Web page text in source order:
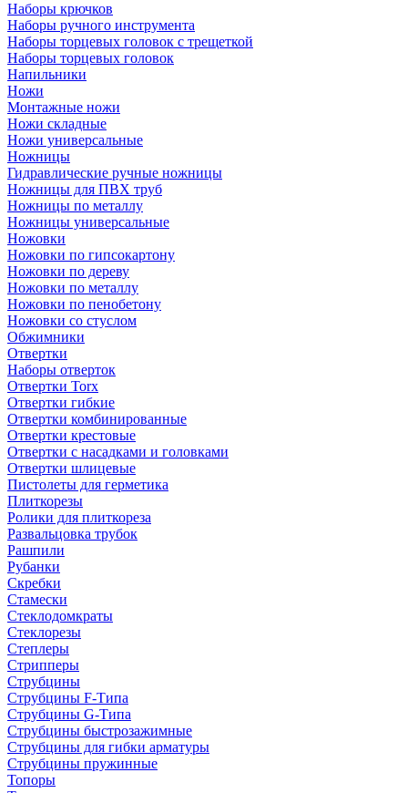
Наборы крючков
Наборы ручного инструмента
Наборы торцевых головок с трещеткой
Наборы торцевых головок
Напильники
Ножи
Монтажные ножи
Ножи складные
Ножи универсальные
Ножницы
Гидравлические ручные ножницы
Ножницы для ПВХ труб
Ножницы по металлу
Ножницы универсальные
Ножовки
Ножовки по гипсокартону
Ножовки по дереву
Ножовки по металлу
Ножовки по пенобетону
Ножовки со стуслом
Обжимники
Отвертки
Наборы отверток
Отвертки Torx
Отвертки гибкие
Отвертки комбинированные
Отвертки крестовые
Отвертки с насадками и головками
Отвертки шлицевые
Пистолеты для герметика
Плиткорезы
Ролики для плиткореза
Развальцовка трубок
Рашпили
Рубанки
Скребки
Стамески
Стеклодомкраты
Стеклорезы
Степлеры
Стрипперы
Струбцины
Струбцины F-Типа
Струбцины G-Типа
Струбцины быстрозажимные
Струбцины для гибки арматуры
Струбцины пружинные
Топоры